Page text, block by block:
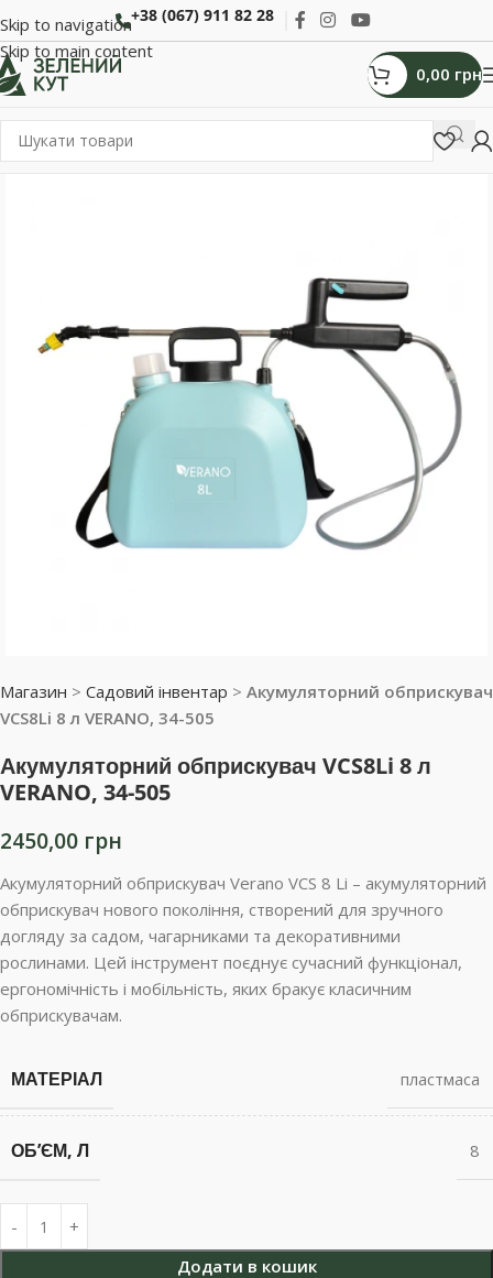
Skip to navigation
Skip to main content
+38 (067) 911 82 28
0,00 грн
Магазин > Садовий інвентар > Акумуляторний обприскувач
VCS8Li 8 л VERANO, 34-505
Акумуляторний обприскувач VCS8Li 8 л
VERANO, 34-505
2450,00 грн
Акумуляторний обприскувач Verano VCS 8 Li – акумуляторний
обприскувач нового покоління, створений для зручного
догляду за садом, чагарниками та декоративними
рослинами. Цей інструмент поєднує сучасний функціонал,
ергономічність і мобільність, яких бракує класичним
обприскувачам.
МАТЕРІАЛ пластмаса
ОБʼЄМ, Л 8
Додати в кошик